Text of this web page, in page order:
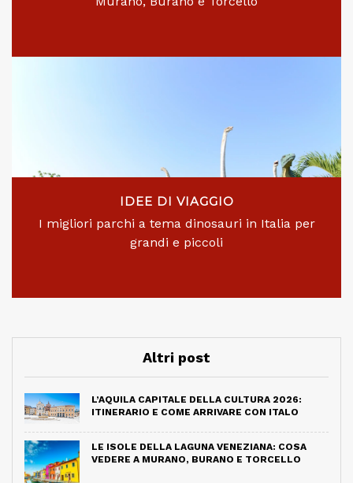
IDEE DI VIAGGIO
I migliori parchi a tema dinosauri in Italia per
grandi e piccoli
Altri post
L’AQUILA CAPITALE DELLA CULTURA 2026:
ITINERARIO E COME ARRIVARE CON ITALO
LE ISOLE DELLA LAGUNA VENEZIANA: COSA
VEDERE A MURANO, BURANO E TORCELLO